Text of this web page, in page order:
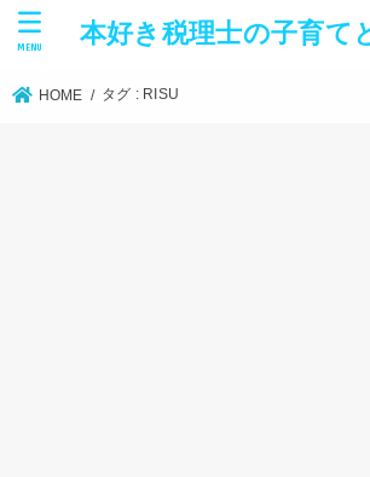
本好き税理士の子育て
MENU
HOME タグ : RISU